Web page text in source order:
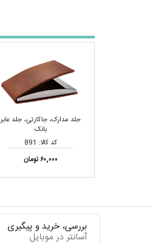
جلد مدارک، جاکارتی، جلد عابر
بانک
کد کالا: 891
۶۰,۰۰۰ تومان
بررسی، خرید و پیگیری
آسانتر در موبایل